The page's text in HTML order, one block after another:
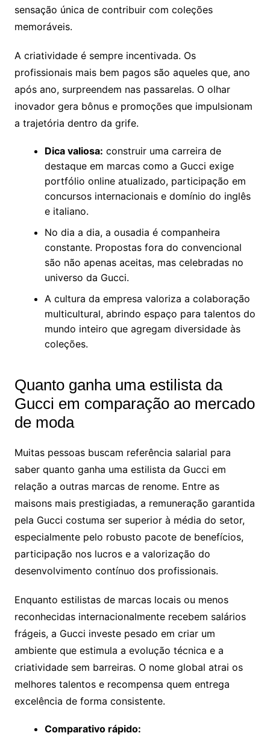
sensação única de contribuir com coleções
memoráveis.
A criatividade é sempre incentivada. Os
profissionais mais bem pagos são aqueles que, ano
após ano, surpreendem nas passarelas. O olhar
inovador gera bônus e promoções que impulsionam
a trajetória dentro da grife.
Dica valiosa: construir uma carreira de
destaque em marcas como a Gucci exige
portfólio online atualizado, participação em
concursos internacionais e domínio do inglês
e italiano.
No dia a dia, a ousadia é companheira
constante. Propostas fora do convencional
são não apenas aceitas, mas celebradas no
universo da Gucci.
A cultura da empresa valoriza a colaboração
multicultural, abrindo espaço para talentos do
mundo inteiro que agregam diversidade às
coleções.
Quanto ganha uma estilista da
Gucci em comparação ao mercado
de moda
Muitas pessoas buscam referência salarial para
saber quanto ganha uma estilista da Gucci em
relação a outras marcas de renome. Entre as
maisons mais prestigiadas, a remuneração garantida
pela Gucci costuma ser superior à média do setor,
especialmente pelo robusto pacote de benefícios,
participação nos lucros e a valorização do
desenvolvimento contínuo dos profissionais.
Enquanto estilistas de marcas locais ou menos
reconhecidas internacionalmente recebem salários
frágeis, a Gucci investe pesado em criar um
ambiente que estimula a evolução técnica e a
criatividade sem barreiras. O nome global atrai os
melhores talentos e recompensa quem entrega
excelência de forma consistente.
Comparativo rápido: